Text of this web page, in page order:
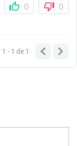
0 0
1 - 1de 1